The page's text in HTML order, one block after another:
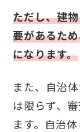
ただし、建
要があるた
になります。
また、自治
は限らず、
ます。自治